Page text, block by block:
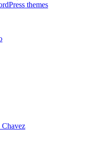
themes
Chavez